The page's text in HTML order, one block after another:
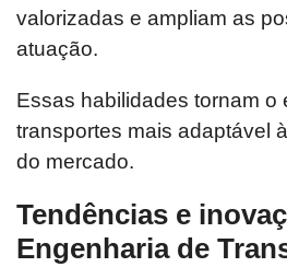
valorizadas e ampliam as
atuação.
Essas habilidades tornam o
transportes mais adaptável
do mercado.
Tendências e
Engenharia de